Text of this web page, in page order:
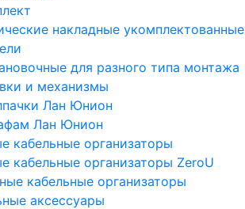
накладные укомплектованные
для разного типа монтажа
и механизмы
Лан Юнион
Лан Юнион
кабельные организаторы
кабельные организаторы ZeroU
кабельные организаторы
аксессуары